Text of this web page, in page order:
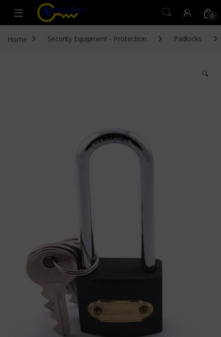
Skip to navigation
Skip to content
Open 0
Home Security Equipment - Protection Padlocks
🔍